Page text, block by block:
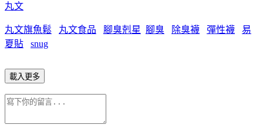
丸文
丸文旗魚鬆 丸文食品 腳臭剋星 腳臭 除臭襪 彈性襪
易
夏貼
snug
載入更多